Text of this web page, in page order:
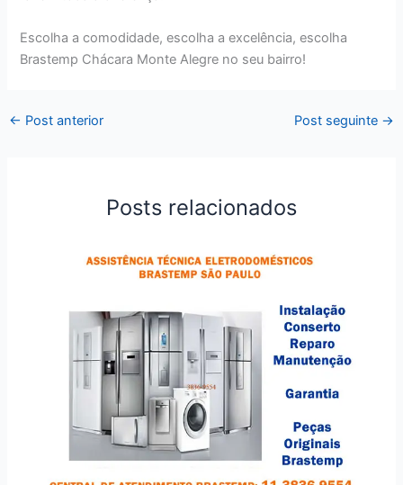
Escolha a comodidade, escolha a excelência, escolha
Brastemp Chácara Monte Alegre no seu bairro!
← Post anterior Post seguinte →
Posts relacionados